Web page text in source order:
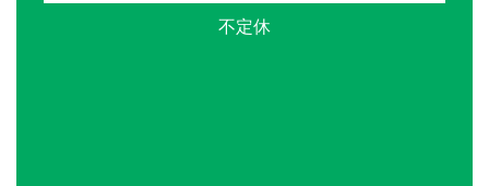
不定休